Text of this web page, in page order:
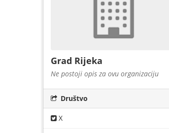
Grad Rijeka
Ne postoji opis za ovu organizaciju
Društvo
X